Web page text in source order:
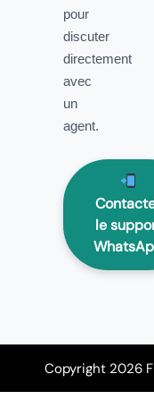
pour
discuter
directement
avec
un
agent.
le
Copyright 2026